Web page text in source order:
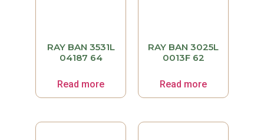
RAY BAN 3531L
04187 64
Read more
RAY BAN 3025L
0013F 62
Read more